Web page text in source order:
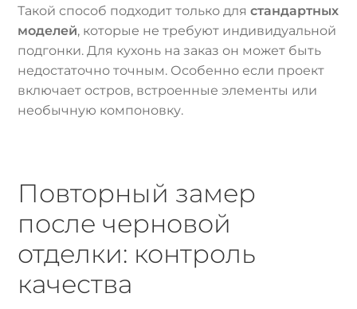
Такой способ подходит только длястандартных
моделей, которые не требуют индивидуальной
подгонки. Для кухонь на заказ он может быть
недостаточно точным. Особенно если проект
включает остров, встроенные элементы или
необычную компоновку.
Повторный замер
после черновой
отделки: контроль
качества